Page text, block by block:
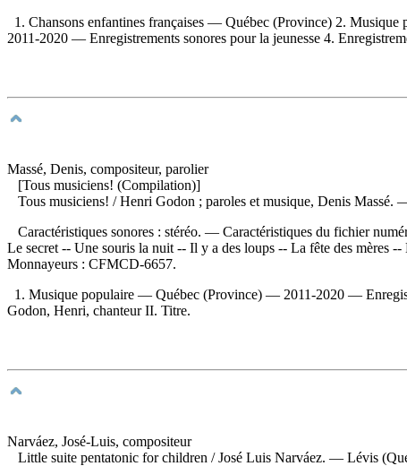
1. Chansons enfantines françaises — Québec (Province) 2.
2011-2020 — Enregistrements sonores pour la jeunesse 4.
Massé, Denis, compositeur, parolier
[Tous musiciens! (Compilation)]
Tous musiciens! / Henri Godon ; paroles et musique, Denis
Caractéristiques sonores : stéréo. — Caractéristiques du fichier
Le secret -- Une souris la nuit -- Il y a des loups -- La fête des mères
Monnayeurs : CFMCD-6657.
1. Musique populaire — Québec (Province) — 2011-2020 —
Godon, Henri, chanteur II. Titre.
Narváez, José-Luis, compositeur
Little suite pentatonic for children / José Luis Narváez. — Lévis